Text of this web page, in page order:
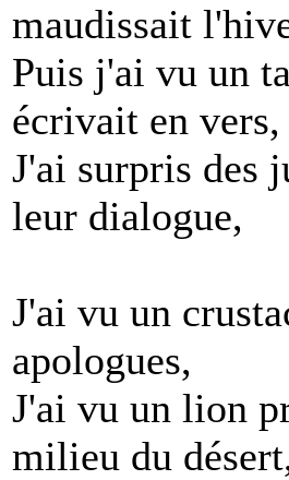
maudissait
Puis j'ai vu un
écrivait en vers,
J'ai surpris des
leur dialogue,
J'ai vu un
apologues,
J'ai vu un lion
milieu du